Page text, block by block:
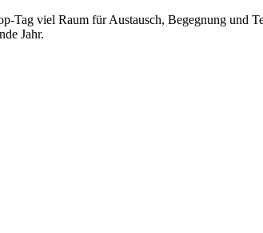
Tag viel Raum für Austausch, Begegnung und
Jahr.